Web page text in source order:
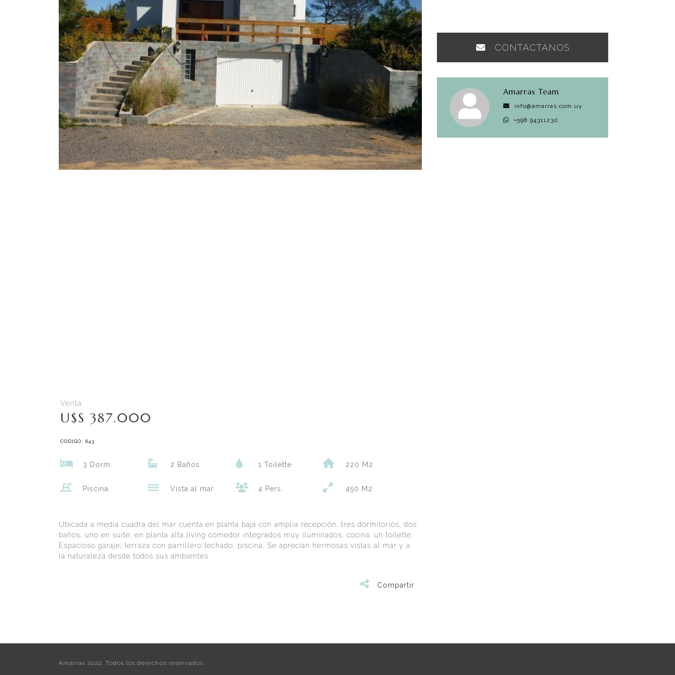
Venta
U$S 387.000
CODIGO: 643
3 Dorm. 2 Baños 1 Toilette 220 M2
Piscina Vista al mar 4 Pers. 450 M2.
Ubicada a media cuadra del mar cuenta en planta baja con amplia recepción, tres dormitorios, dos
baños, uno en suite; en planta alta living comedor integrados muy iluminados, cocina, un toilette.
Espacioso garaje, terraza con parrillero techado, piscina. Se aprecian hermosas vistas al mar y a
la naturaleza desde todos sus ambientes.
Compartir
CONTACTANOS
Amarras Team
info@amarras.com.uy
+598 94311230
Amarras 2022. Todos los derechos reservados